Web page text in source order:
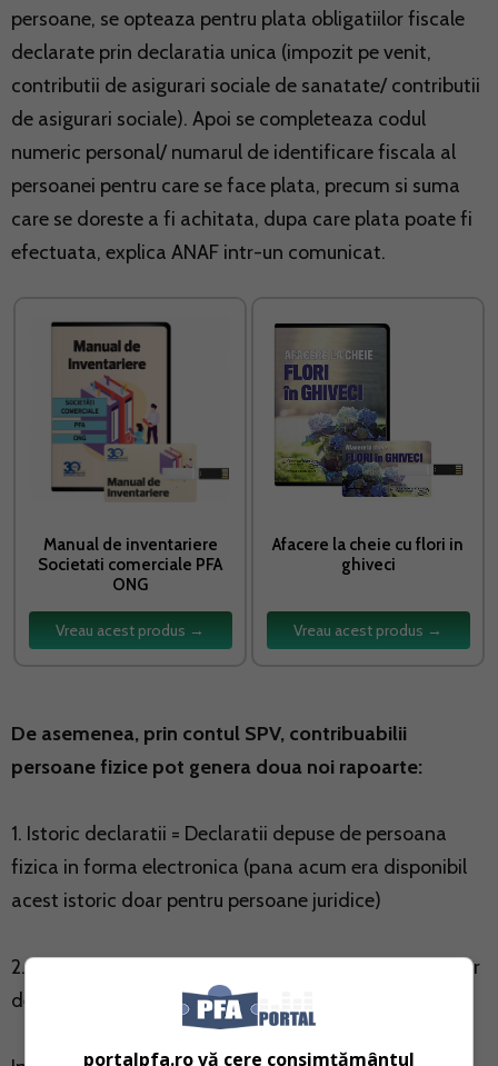
persoane, se opteaza pentru plata obligatiilor fiscale
declarate prin declaratia unica (impozit pe venit,
contributii de asigurari sociale de sanatate/ contributii
de asigurari sociale). Apoi se completeaza codul
numeric personal/ numarul de identificare fiscala al
persoanei pentru care se face plata, precum si suma
care se doreste a fi achitata, dupa care plata poate fi
efectuata, explica ANAF intr-un comunicat.
Manual de inventariere
Societati comerciale PFA
ONG
Vreau acest produs →
Afacere la cheie cu flori in
ghiveci
Vreau acest produs →
De asemenea, prin contul SPV, contribuabilii
persoane fizice pot genera doua noi rapoarte:
1. Istoric declaratii = Declaratii depuse de persoana
fizica in forma electronica (pana acum era disponibil
acest istoric doar pentru persoane juridice)
2. C168 = Duplicat Cerere de inregistrare a contractelor
de locatiune
portalpfa.ro vă cere consimțământul